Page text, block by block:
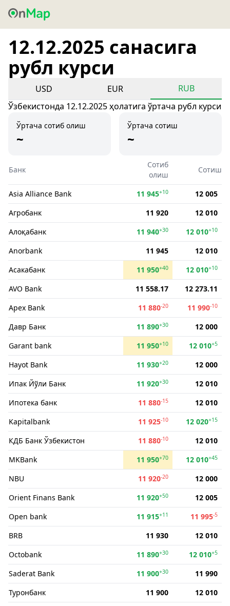
12.12.2025 санасига
рубл курси
USD EUR
RUB
Ўзбекистонда 12.12.2025 ҳолатига ўртача рубл курси
Ўртача сотиб олиш
~
Ўртача сотиш
~
Банк
Сотиб
олиш
Сотиш
Asia Alliance Bank 11 945+10
12 005
Агробанк
11 920
12 010
Алоқабанк
11 940+30 12 010+10
Anorbank 11 945
12 010
Асакабанк
11 950+40 12 010+10
AVO Bank 11 558.17
12 273.11
Apex Bank
11 880-20 11 990-10
Давр Банк 11 890+30
12 000
Garant bank
11 950+10 12 010+5
Hayot Bank 11 930+20
12 000
Ипак Йўли Банк
11 920+30
12 010
Ипотека банк
11 880-15
12 010
Kapitalbank
11 925-10 12 020+15
КДБ Банк Ўзбекистон 11 880-10
12 010
MKBank
11 950+70 12 010+45
NBU 11 920-20
12 000
Orient Finans Bank
11 920+50
12 005
Open bank
11 915+11 11 995-5
BRB 11 930
12 010
Octobank
11 890+30 12 010+5
Saderat Bank 11 900+30
11 990
Туронбанк
11 900
12 010